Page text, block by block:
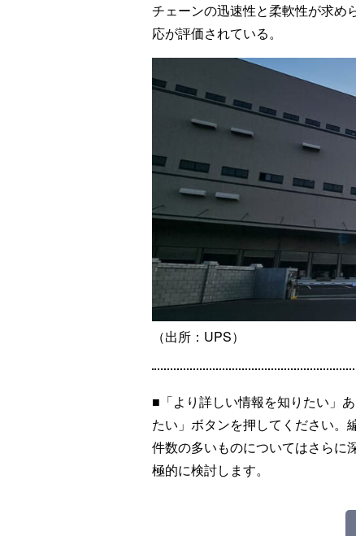
チェーンの迅速性と柔軟性が求め
応が評価されている。
（出所：UPS）
■「より詳しい情報を知りたい」
たい」ボタンを押してください。
件数の多いものについてはさらに
極的に検討します。